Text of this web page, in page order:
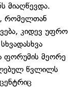
მიაღწევდა.
რომელთან
კიდევ უფრო
ფორუმის მეორე
წვლილს